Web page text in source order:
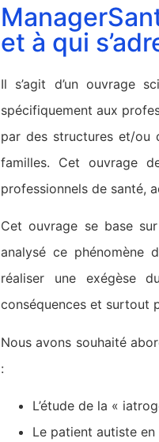
et à qui
Il s’agit d’un ouvrage
spécifiquement aux
par des structures et/ou
familles. Cet ouvrage
professionnels de santé,
Cet ouvrage se base
analysé ce phénomène
réaliser une exégèse
conséquences et surtout
Nous avons souhaité
:
L’étude de la «
Le patient autiste